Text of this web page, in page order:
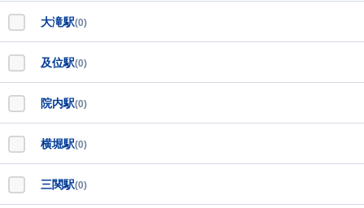
大滝駅(0)
及位駅(0)
院内駅(0)
横堀駅(0)
三関駅(0)